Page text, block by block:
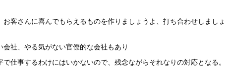
お客さんに喜んでもらえるものを作りましょうよ、打ち合わせしましょ
社、やる気がない官僚的な会社もあり
仕事するわけにはいかないので、残念ながらそれなりの対応となる。